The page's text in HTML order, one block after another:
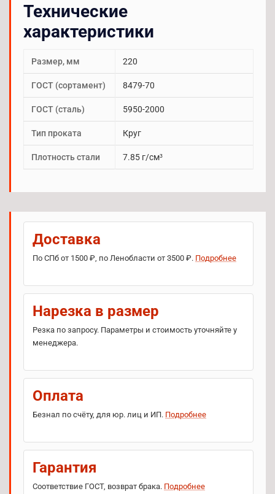
Технические
характеристики
Размер, мм 220
ГОСТ (сортамент) 8479-70
ГОСТ (сталь) 5950-2000
Тип проката Круг
Плотность стали 7.85 г/см³
Доставка
По СПб от 1500 ₽, по Ленобласти от 3500 ₽. Подробнее
Нарезка в размер
Резка по запросу. Параметры и стоимость уточняйте у
менеджера.
Оплата
Безнал по счёту, для юр. лиц и ИП. Подробнее
Гарантия
Соответствие ГОСТ, возврат брака. Подробнее